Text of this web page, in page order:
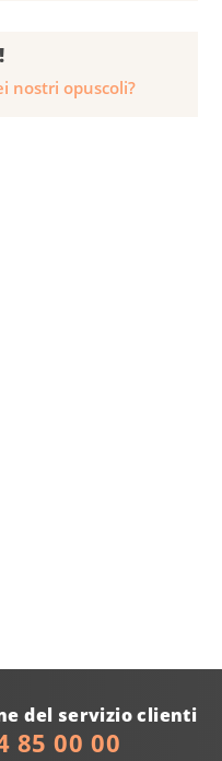
nostri opuscoli?
del servizio clienti
85 00 00